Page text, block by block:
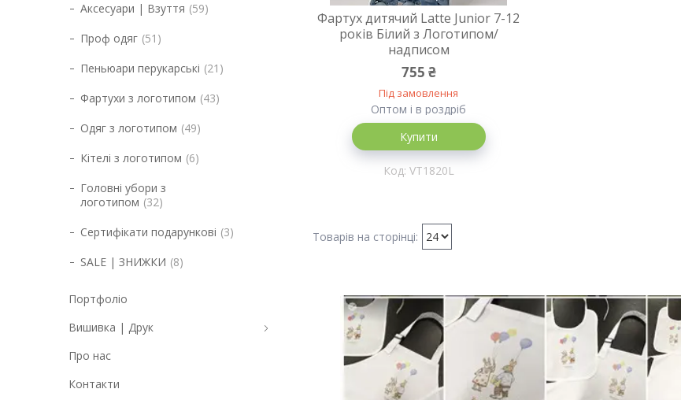
Фартух дитячий Latte Junior 7-12
років Білий з Логотипом/
надписом
755 ₴
Під замовлення
Оптом і в роздріб
Купити
VT1820L
Аксесуари | Взуття 59
Проф одяг 51
Пеньюари перукарські 21
Фартухи з логотипом 43
Одяг з логотипом 49
Кітелі з логотипом 6
Головні убори з
логотипом 32
Сертифікати подарункові 3
SALE | ЗНИЖКИ 8
Портфоліо
Вишивка | Друк
Про нас
Контакти